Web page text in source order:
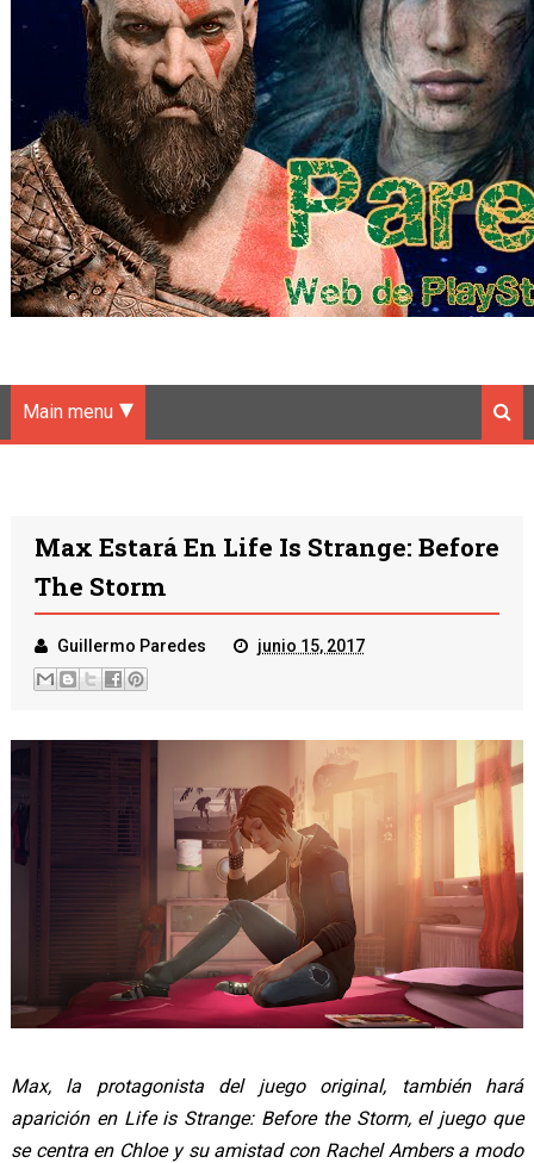
Main menu
Max Estará En Life Is Strange: Before
The Storm
Guillermo Paredes junio 15, 2017
Max, la protagonista del juego original, también hará
aparición en Life is Strange: Before the Storm, el juego que
se centra en Chloe y su amistad con Rachel Ambers a modo